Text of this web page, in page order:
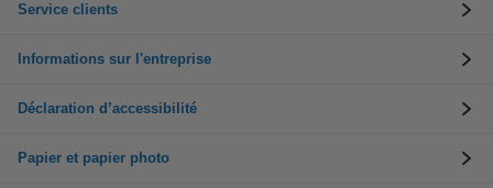
Service clients
Informations sur l'entreprise
Déclaration d’accessibilité
Papier et papier photo